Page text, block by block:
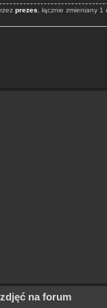
prezes , łącznie zmieniany 1
na forum